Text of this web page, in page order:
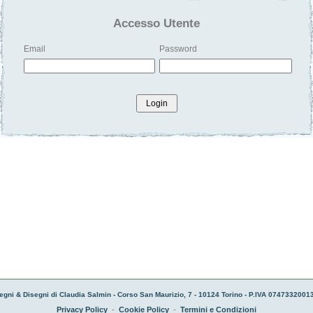
Accesso Utente
Email Password
Login
& Disegni di Claudia Salmin - Corso San Maurizio, 7 - 10124 Torino - P.IVA
Privacy Policy - Cookie Policy - Termini e Condizioni